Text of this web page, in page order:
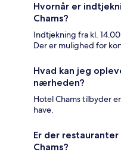
Hvornår er
Chams?
Indtjekning fra kl.
Der er mulighed for
Hvad kan jeg
nærheden?
Hotel Chams tilbyder
have.
Er der
Chams?